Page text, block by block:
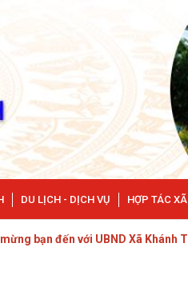
DU LỊCH - DỊCH VỤ HỢP TÁC XÃ
đến với UBND Xã Khánh Thiện